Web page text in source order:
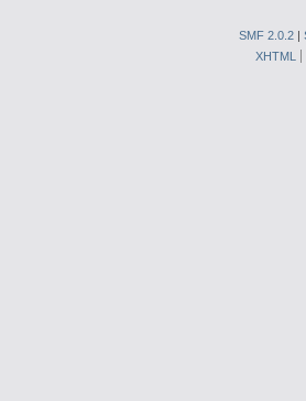
SMF 2.0.2|
XHTML